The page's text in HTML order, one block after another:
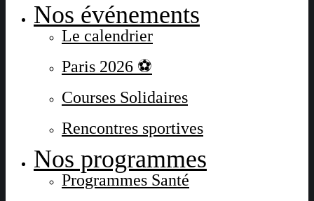
Nos événements
Le calendrier
Paris 2026 ⚽
Courses Solidaires
Rencontres sportives
Nos programmes
Programmes Santé